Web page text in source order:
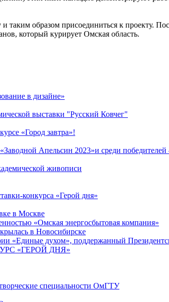
образом присоединиться к проекту.
который курирует Омская область.
в дизайне»
выставки "Русский Ковчег"
«Город завтра»!
Апельсин 2023»и среди
живописи
конкурса «Герой дня»
в Москве
«Омская энергосбытовая компания»
в Новосибирске
«Единые духом», поддержанный
«ГЕРОЙ ДНЯ»
специальности ОмГТУ